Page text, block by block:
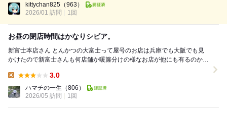
kittychan825 （963）
2026/01 訪問
1回
お昼の閉店時間はかなりシビア。
新富士本店さん とんかつの大富士って屋号のお店は兵庫でも大阪でも見
かけたので新富士さんも何店舗か暖簾分けの様なお店が他にも有るのかと
3.0
ハマチの一生 （806）
2026/05 訪問
1回